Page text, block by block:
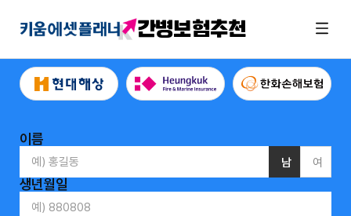
간병보험추천
이름
남 여
생년월일